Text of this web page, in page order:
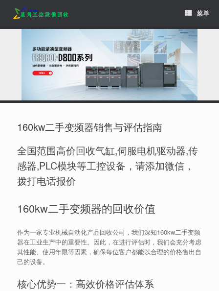
content
菜单
160kw二手变频器销售与评估指南
全国范围高价回收气缸,伺服电机驱动器,传
感器,PLC模块等工控设备，请添加微信，
拨打电话报价
160kw二手变频器的回收价值
作为一家专业机械自动化产品回收公司，我们深知160kw二手变频
器在工业生产中的重要性。因此，在进行评估时，我们会充分考虑
其性能、使用年限等因素，确保每位客户都能以合理的价格售出自
己的设备。
核心优势一：高效价格评估体系